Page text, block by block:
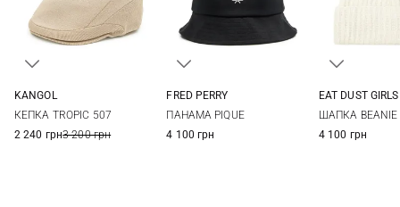
KANGOL
КЕПКА TROPIC 507
2 240 грн3 200 грн
FRED PERRY
ПАНАМА PIQUE
4 100 грн
EAT DUST
ШАПКА BEANIE
4 100 грн